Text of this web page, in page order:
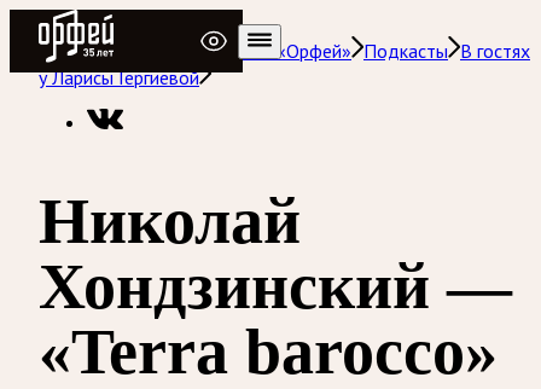
Радио Орфей
Радио классической музыки «Орфей» Подкасты В гостях
у Ларисы Гергиевой
Николай
Хондзинский —
«Terra barocco»